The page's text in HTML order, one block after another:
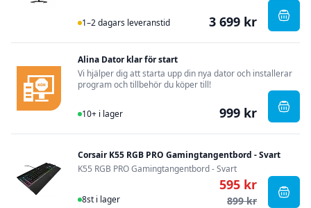
I Lager
1–2 dagars leveranstid 3 699 kr ,
Alina Dator klar för start
Vi hjälper dig att starta upp din nya dator och installerar
program och tillbehör du köper till!
I Lager
10+ i lager 999 kr ,
Corsair K55 RGB PRO Gamingtangentbord - Svart
K55 RGB PRO Gamingtangentbord - Svart
I Lager
8st i lager
595 kr
899 kr ,